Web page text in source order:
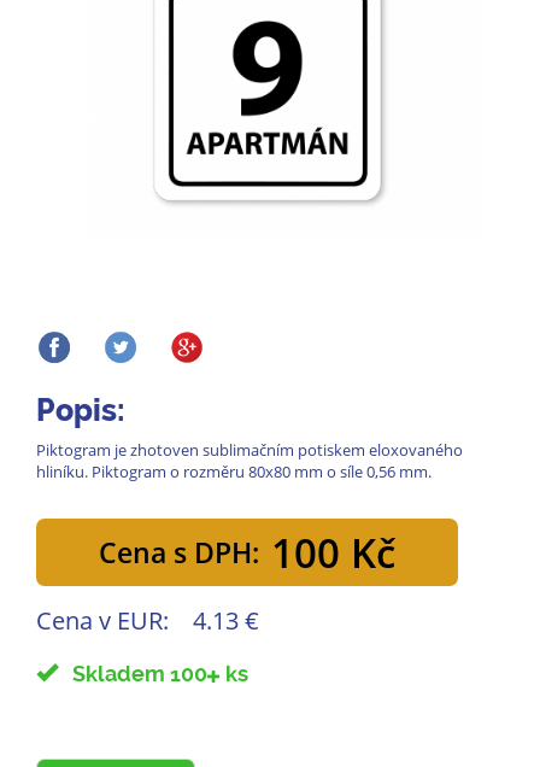
Popis:
Piktogram je zhotoven sublimačním potiskem eloxovaného
hliníku. Piktogram o rozměru 80x80 mm o síle 0,56 mm.
Cena s DPH: 100 Kč
Cena v EUR: 4.13 €
Skladem 100 ks